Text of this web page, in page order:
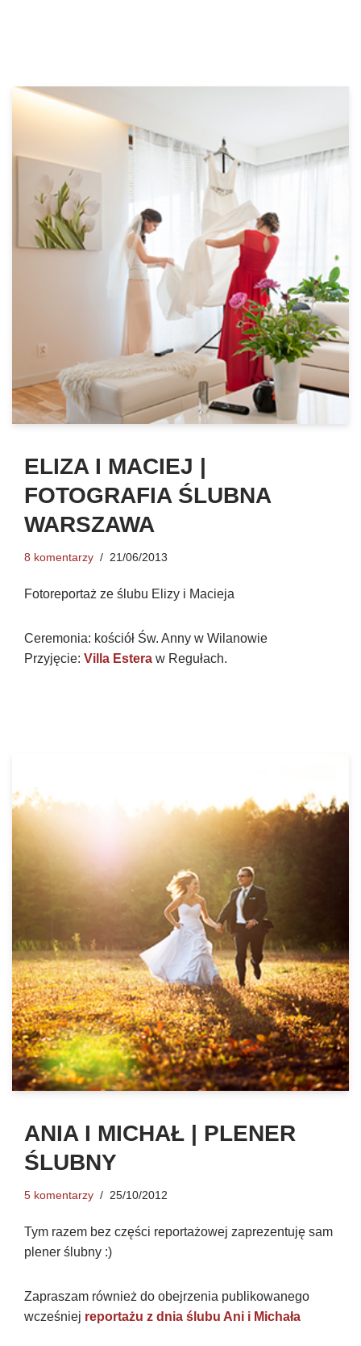
ELIZA I MACIEJ |
FOTOGRAFIA ŚLUBNA
WARSZAWA
8 komentarzy 21/06/2013
Fotoreportaż ze ślubu Elizy i Macieja
Ceremonia: kościół Św. Anny w Wilanowie
Przyjęcie: Villa Estera w Regułach.
ANIA I MICHAŁ | PLENER
ŚLUBNY
5 komentarzy 25/10/2012
Tym razem bez części reportażowej zaprezentuję sam
plener ślubny :)
Zapraszam również do obejrzenia publikowanego
wcześniej reportażu z dnia ślubu Ani i Michała